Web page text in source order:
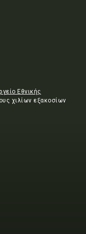
Εθνικής
χιλίων εξακοσίων